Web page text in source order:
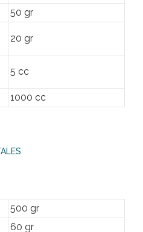
50 gr
20 gr
5 cc
1000 cc
500 gr
60 gr